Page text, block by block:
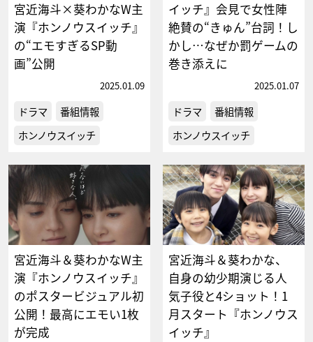
宮近海斗×葵わかなW主
演『ホンノウスイッチ』
の“エモすぎるSP動
画”公開
2025.01.09
ドラマ
番組情報
ホンノウスイッチ
イッチ』会見で女性陣
絶賛の“きゅん”台詞！し
かし…なぜか罰ゲームの
巻き添えに
2025.01.07
ドラマ
番組情報
ホンノウスイッチ
宮近海斗＆葵わかなW主
演『ホンノウスイッチ』
のポスタービジュアル初
公開！最高にエモい1枚
が完成
宮近海斗＆葵わかな、
自身の幼少期演じる人
気子役と4ショット！1
月スタート『ホンノウス
イッチ』